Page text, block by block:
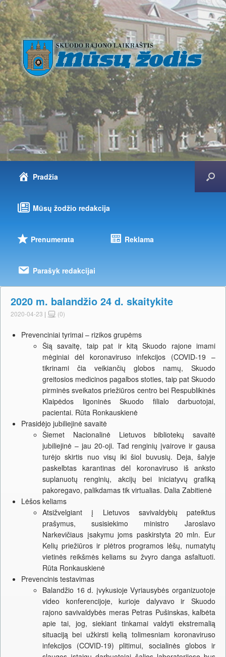
Pradžia
Mūsų žodžio redakcija
Prenumerata Reklama
Parašyk redakcijai
2020 m. balandžio 24 d. skaitykite
2020-04-23 | (0)
Prevenciniai tyrimai – rizikos grupėms
Šią savaitę, taip pat ir kitą Skuodo rajone imami
mėginiai dėl koronaviruso infekcijos (COVID-19 –
tikrinami čia veikiančių globos namų, Skuodo
greitosios medicinos pagalbos stoties, taip pat Skuodo
pirminės sveikatos priežiūros centro bei Respublikinės
Klaipėdos ligoninės Skuodo filialo darbuotojai,
pacientai. Rūta Ronkauskienė
Prasidėjo jubiliejinė savaitė
Šiemet Nacionalinė Lietuvos bibliotekų savaitė
jubiliejinė – jau 20-oji. Tad renginių įvairove ir gausa
turėjo skirtis nuo visų iki šiol buvusių. Deja, šalyje
paskelbtas karantinas dėl koronaviruso iš anksto
suplanuotų renginių, akcijų bei iniciatyvų grafiką
pakoregavo, palikdamas tik virtualias. Dalia Zabitienė
Lėšos keliams
Atsižvelgiant į Lietuvos savivaldybių pateiktus
prašymus, susisiekimo ministro Jaroslavo
Narkevičiaus įsakymu joms paskirstyta 20 mln. Eur
Kelių priežiūros ir plėtros programos lėšų, numatytų
vietinės reikšmės keliams su žvyro danga asfaltuoti.
Rūta Ronkauskienė
Prevencinis testavimas
Balandžio 16 d. įvykusioje Vyriausybės organizuotoje
video konferencijoje, kurioje dalyvavo ir Skuodo
rajono savivaldybės meras Petras Pušinskas, kalbėta
apie tai, jog, siekiant tinkamai valdyti ekstremalią
situaciją bei užkirsti kelią tolimesniam koronaviruso
infekcijos (COVID-19) plitimui, socialinės globos ir